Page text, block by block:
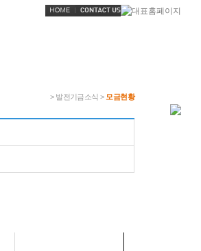
> 발전기금소식 > 모금현황